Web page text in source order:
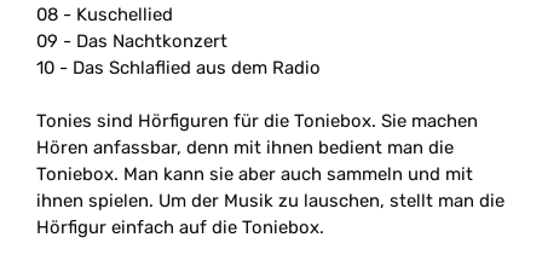
08 - Kuschellied
09 - Das Nachtkonzert
10 - Das Schlaflied aus dem Radio
Tonies sind Hörfiguren für die Toniebox. Sie machen
Hören anfassbar, denn mit ihnen bedient man die
Toniebox. Man kann sie aber auch sammeln und mit
ihnen spielen. Um der Musik zu lauschen, stellt man die
Hörfigur einfach auf die Toniebox.